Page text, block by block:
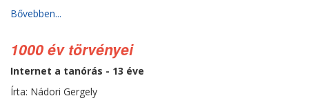
Bővebben...
1000 év törvényei
Internet a tanórás - 13 éve
Írta: Nádori Gergely